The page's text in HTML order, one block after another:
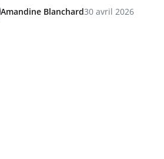
Amandine Blanchard30 avril 2026